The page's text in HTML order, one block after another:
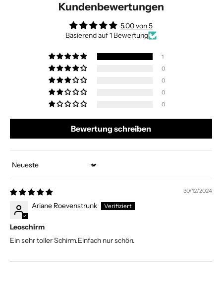
Kundenbewertungen
5.00 von 5
Basierend auf 1 Bewertung
1
0
0
0
0
Bewertung schreiben
Sort by
30/12/2024
Ariane Roevenstrunk
Leoschirm
Ein sehr toller Schirm.Einfach nur schön.